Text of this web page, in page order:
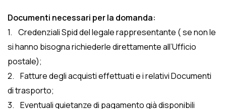
Documenti necessari per la domanda:
1. Credenziali Spid del legale rappresentante ( se non le
si hanno bisogna richiederle direttamente all’Ufficio
postale);
2. Fatture degli acquisti effettuati e i relativi Documenti
di trasporto;
3. Eventuali quietanze di pagamento già disponibili